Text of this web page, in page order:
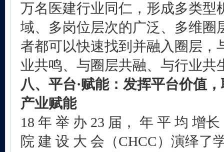
万名医建行业同仁，形成多类型
域、多岗位层次的广泛、多维圈
者都可以快速找到并融入圈层，
业共鸣、与圈层共融、与行业共
八、平台·赋能：发挥平台价值
产业赋能
18 年 举 办 23 届， 年 平 均 增
院 建 设 大 会（CHCC）演绎了